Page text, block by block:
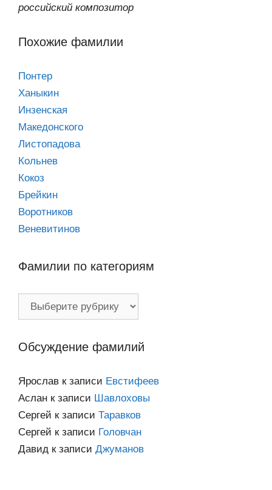
российский композитор
Похожие фамилии
Понтер
Ханыкин
Инзенская
Македонского
Листопадова
Кольнев
Кокоз
Брейкин
Воротников
Веневитинов
Фамилии по категориям
Обсуждение фамилий
Ярослав к записи Евстифеев
Аслан к записи Шавлоховы
Сергей к записи Таравков
Сергей к записи Головчан
Давид к записи Джуманов